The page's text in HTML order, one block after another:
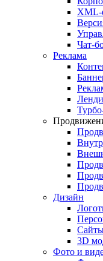
XML-
Чат-
Реклама
Дизайн
3D
Фото и